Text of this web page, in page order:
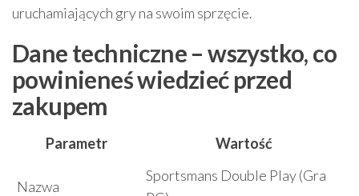
uruchamiających gry na swoim sprzęcie.
Dane techniczne – wszystko, co
powinieneś wiedzieć przed
zakupem
Parametr Wartość
Nazwa
Sportsmans Double Play (Gra